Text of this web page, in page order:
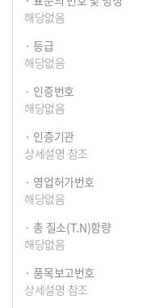
해당없음
등급
해당없음
인증번호
해당없음
인증기관
상세설명 참조
영업허가번호
해당없음
총 질소(T.N)함량
해당없음
품목보고번호
상세설명 참조